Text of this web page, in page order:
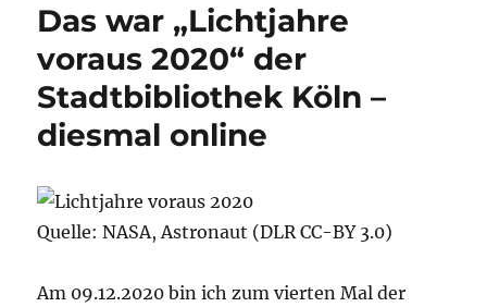
Das war „Lichtjahre
voraus 2020“ der
Stadtbibliothek Köln –
diesmal online
Quelle: NASA, Astronaut (DLR CC-BY 3.0)
Am 09.12.2020 bin ich zum vierten Mal der